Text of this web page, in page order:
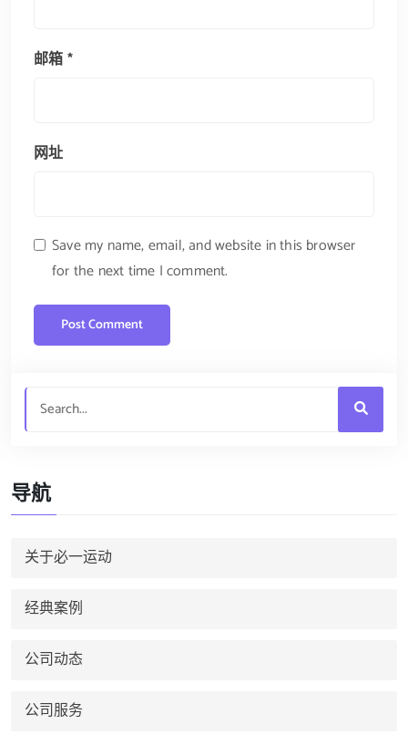
邮箱*
网址
Save my name, email, and website in this browser
for the next time I comment.
导航
关于必一运动
经典案例
公司动态
公司服务